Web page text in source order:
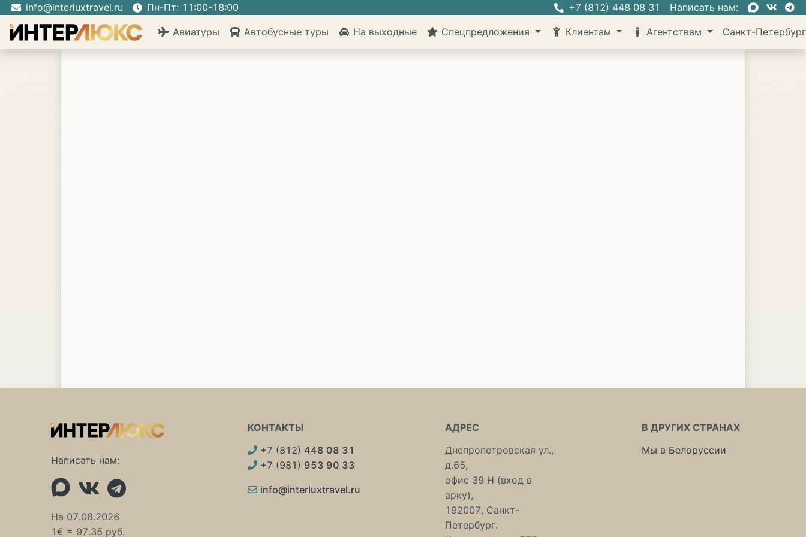
info@interluxtravel.ru Пн-Пт: 11:00-18:00 +7 (812) 448 08 31 Написать нам:
Авиатуры Автобусные туры На выходные Спецпредложения Клиентам Агентствам Санкт-
Написать нам:
На 07.08.2026
1€ = 97.35 руб.
КОНТАКТЫ
+7 (812) 448 08 31
+7 (981) 953 90 33
info@interluxtravel.ru
АДРЕС
Днепропетровская ул.,
д.65,
офис 39 Н (вход в
арку),
192007, Санкт-
Петербург.
В ДРУГИХ СТРАНАХ
Мы в Белоруссии